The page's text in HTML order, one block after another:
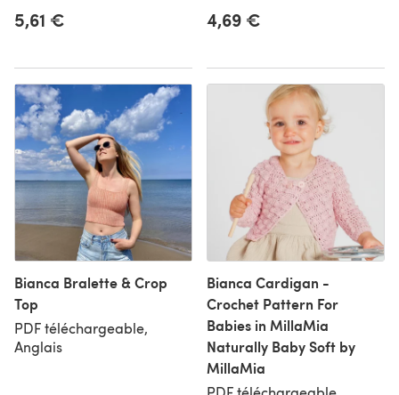
5,61 € 4,69 €
Bianca Bralette & Crop
Top
PDF téléchargeable,
Anglais
Bianca Cardigan -
Crochet Pattern For
Babies in MillaMia
Naturally Baby Soft by
MillaMia